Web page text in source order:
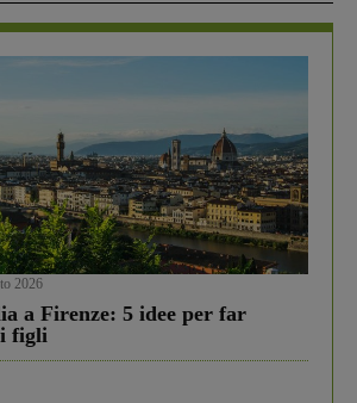
2026
a Firenze: 5 idee per far
figli